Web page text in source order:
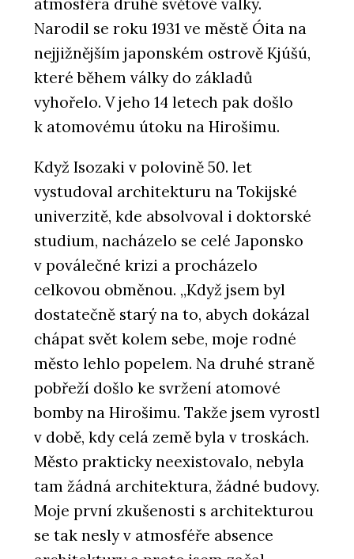
atmosféra druhé světové války.
Narodil se roku 1931 ve městě Óita na
nejjižnějším japonském ostrově Kjúšú,
které během války do základů
vyhořelo. V jeho 14 letech pak došlo
k atomovému útoku na Hirošimu.
Když Isozaki v polovině 50. let
vystudoval architekturu na Tokijské
univerzitě, kde absolvoval i doktorské
studium, nacházelo se celé Japonsko
v poválečné krizi a procházelo
celkovou obměnou. „Když jsem byl
dostatečně starý na to, abych dokázal
chápat svět kolem sebe, moje rodné
město lehlo popelem. Na druhé straně
pobřeží došlo ke svržení atomové
bomby na Hirošimu. Takže jsem vyrostl
v době, kdy celá země byla v troskách.
Město prakticky neexistovalo, nebyla
tam žádná architektura, žádné budovy.
Moje první zkušenosti s architekturou
se tak nesly v atmosféře absence